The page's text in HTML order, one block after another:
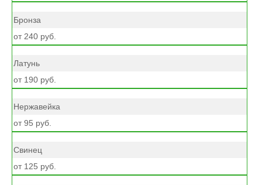
Бронза
от 240 руб.
Латунь
от 190 руб.
Нержавейка
от 95 руб.
Свинец
от 125 руб.